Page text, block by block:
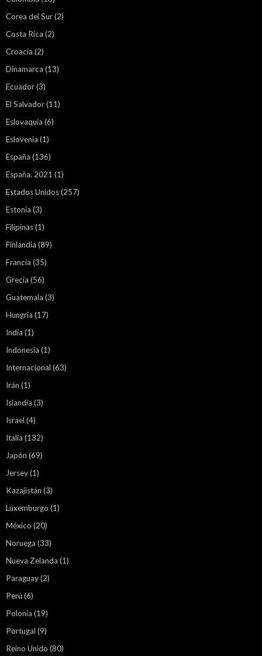
Corea del Sur(2)
Costa Rica (2)
Croacia (2)
Dinamarca (13)
Ecuador(3)
El Salvador(11)
Eslovaquia (6)
Eslovenia (1)
España (136)
España. 2021 (1)
Estados Unidos(257)
Estonia (3)
Filipinas(1)
Finlandia (89)
Francia (35)
Grecia (56)
Guatemala (3)
Hungría (17)
India (1)
Indonesia (1)
Internacional (63)
Irán (1)
Islandia (3)
Israel (4)
Italia (132)
Japón (69)
Jersey(1)
Kazajistán (3)
Luxemburgo (1)
México (20)
Noruega (33)
Nueva Zelanda (1)
Paraguay(2)
Perú (6)
Polonia (19)
Portugal (9)
Reino Unido (80)